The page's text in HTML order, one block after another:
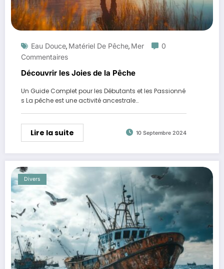
Eau Douce, Matériel De Pêche, Mer
0
Commentaires
Découvrir les Joies de la Pêche
Un Guide Complet pour les Débutants et les Passionné
s La pêche est une activité ancestrale…
Lire la suite 10 Septembre 2024
Divers